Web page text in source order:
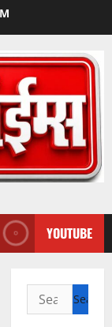
YOUTUBE
Search
for: